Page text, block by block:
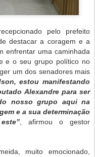
pelo prefeito
destacar a coragem e a
enfrentar uma caminhada
e o seu grupo político no
um dos senadores mais
estou manifestando
Alexandre para ser
nosso grupo aqui na
e a sua determinação
, afirmou o gestor
muito emocionado,